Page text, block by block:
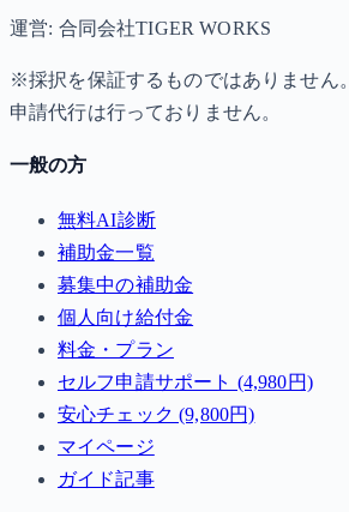
運営: 合同会社TIGER WORKS
※採択を保証するものではありません。
申請代行は行っておりません。
一般の方
無料AI診断
補助金一覧
募集中の補助金
個人向け給付金
料金・プラン
セルフ申請サポート (4,980円)
安心チェック (9,800円)
マイページ
ガイド記事